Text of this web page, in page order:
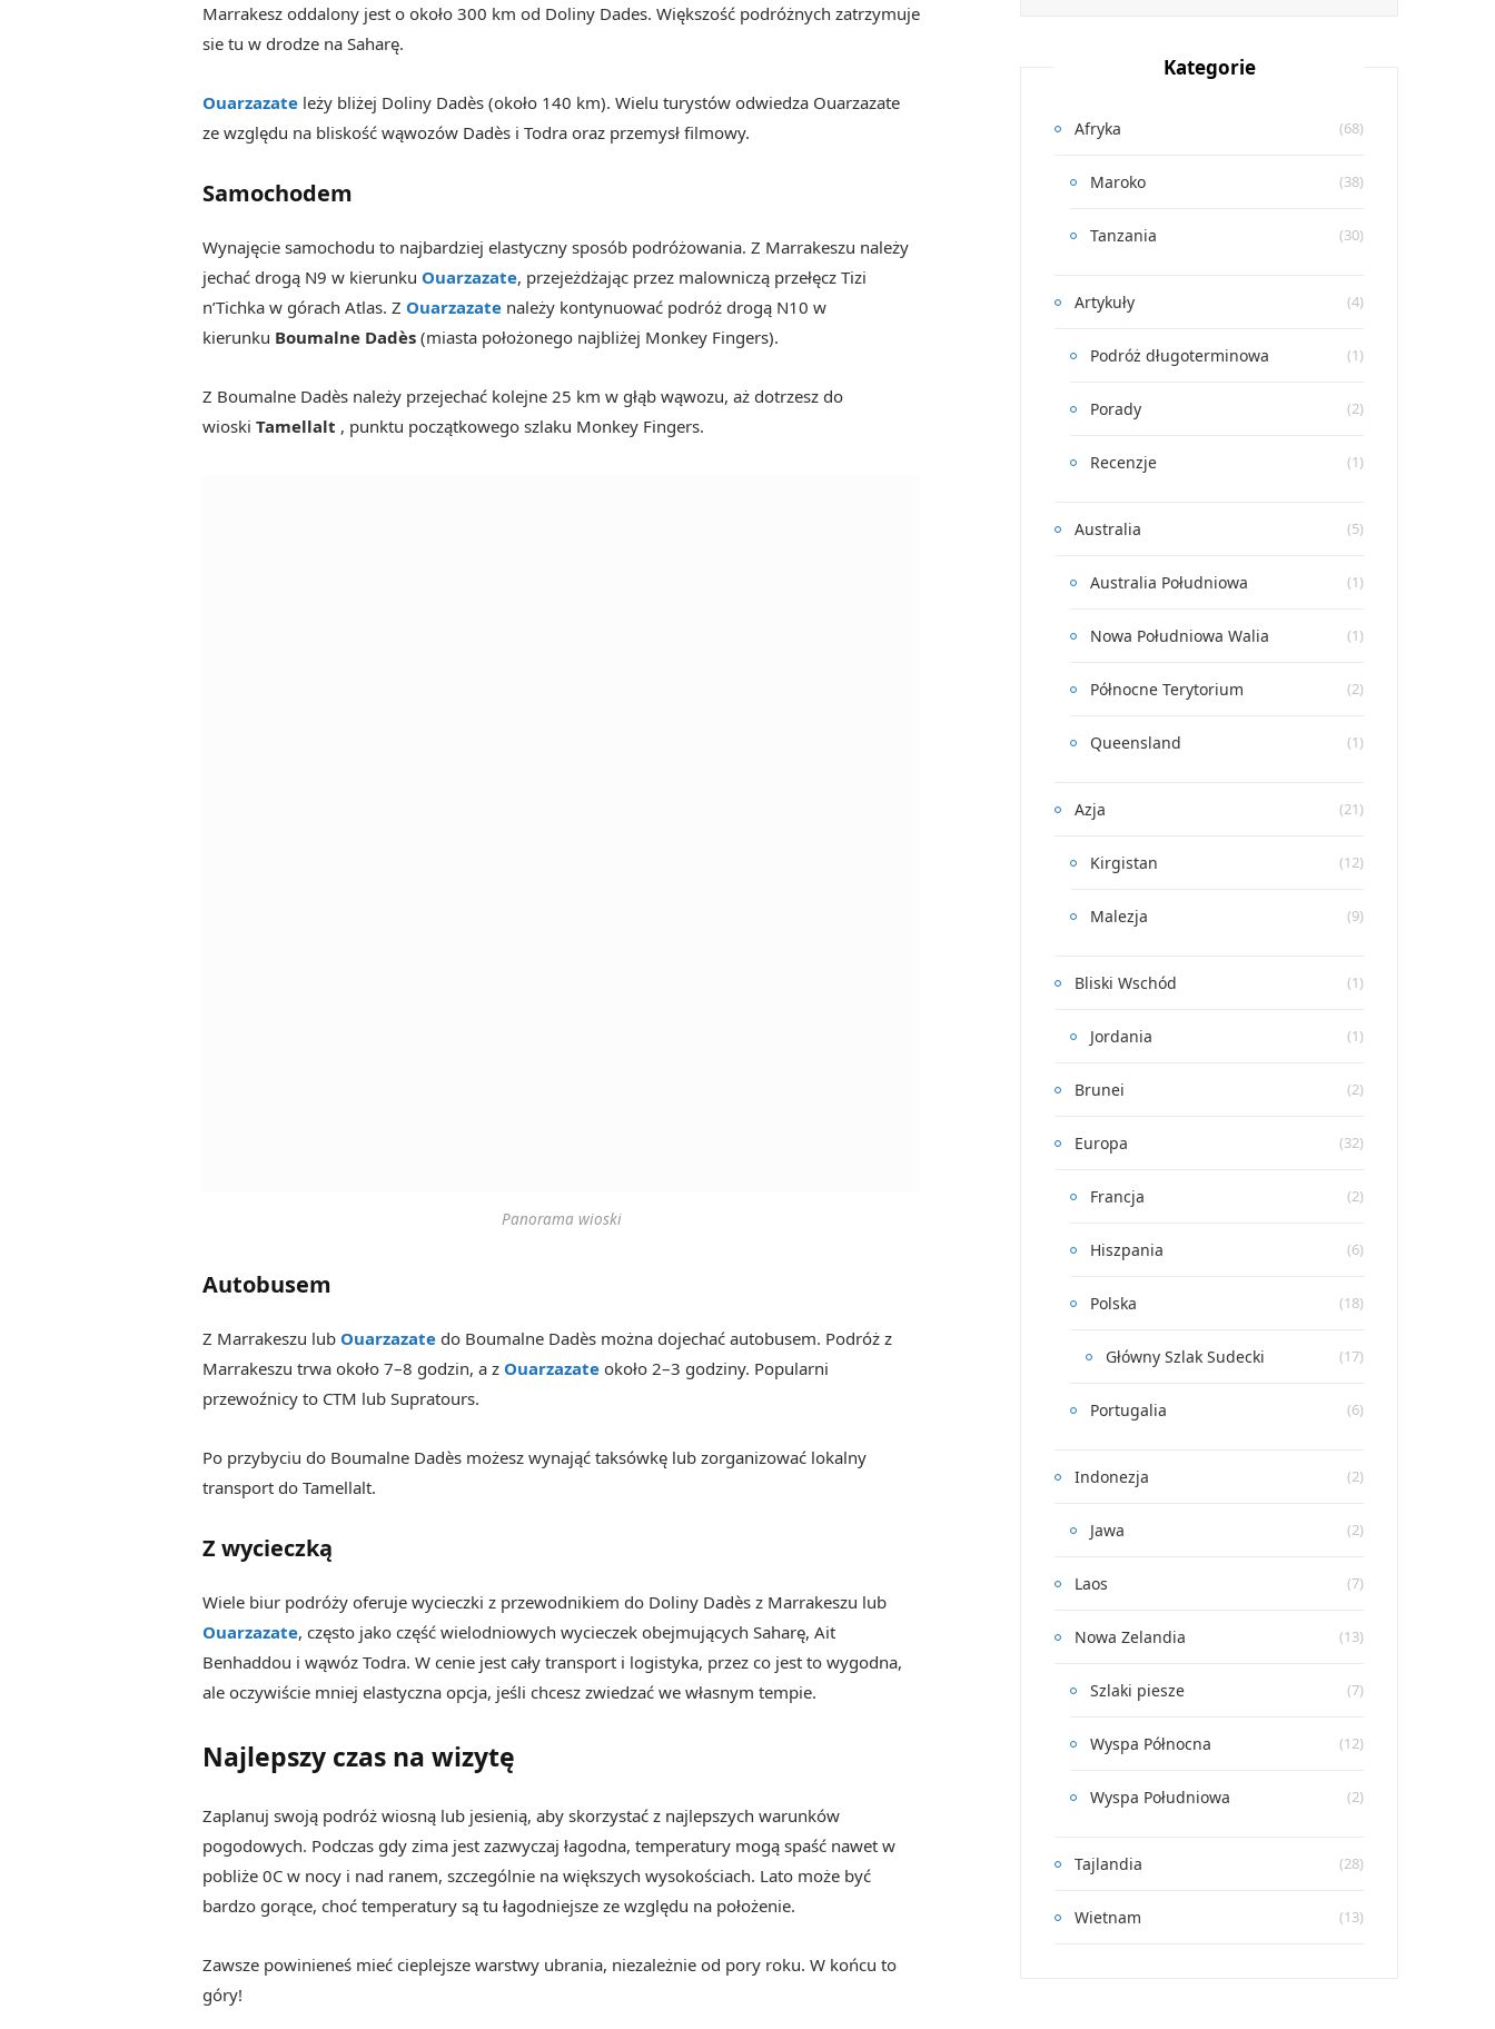
Marrakesz oddalony jest o około 300 km od Doliny Dades. Większość podróżnych zatrzymuje
sie tu w drodze na Saharę.
Ouarzazateleży bliżej Doliny Dadès (około 140 km). Wielu turystów odwiedza Ouarzazate
ze względu na bliskość wąwozów Dadès i Todra oraz przemysł filmowy.
Samochodem
Wynajęcie samochodu to najbardziej elastyczny sposób podróżowania. Z Marrakeszu należy
jechać drogą N9 w kierunku Ouarzazate, przejeżdżając przez malowniczą przełęcz Tizi
n’Tichka w górach Atlas. Z Ouarzazatenależy kontynuować podróż drogą N10 w
kierunku Boumalne Dadès(miasta położonego najbliżej Monkey Fingers).
Z Boumalne Dadès należy przejechać kolejne 25 km w głąb wąwozu, aż dotrzesz do
wioski Tamellalt , punktu początkowego szlaku Monkey Fingers.
Panorama wioski
Autobusem
Z Marrakeszu lub Ouarzazatedo Boumalne Dadès można dojechać autobusem. Podróż z
Marrakeszu trwa około 7–8 godzin, a z Ouarzazateokoło 2–3 godziny. Popularni
przewoźnicy to CTM lub Supratours.
Po przybyciu do Boumalne Dadès możesz wynająć taksówkę lub zorganizować lokalny
transport do Tamellalt.
Z wycieczką
Wiele biur podróży oferuje wycieczki z przewodnikiem do Doliny Dadès z Marrakeszu lub
Ouarzazate, często jako część wielodniowych wycieczek obejmujących Saharę, Ait
Benhaddou i wąwóz Todra. W cenie jest cały transport i logistyka, przez co jest to wygodna,
ale oczywiście mniej elastyczna opcja, jeśli chcesz zwiedzać we własnym tempie.
Najlepszy czas na wizytę
Zaplanuj swoją podróż wiosną lub jesienią, aby skorzystać z najlepszych warunków
pogodowych. Podczas gdy zima jest zazwyczaj łagodna, temperatury mogą spaść nawet w
pobliże 0C w nocy i nad ranem, szczególnie na większych wysokościach. Lato może być
bardzo gorące, choć temperatury są tu łagodniejsze ze względu na położenie.
Zawsze powinieneś mieć cieplejsze warstwy ubrania, niezależnie od pory roku. W końcu to
góry!
Kategorie
Afryka (68)
Maroko (38)
Tanzania (30)
Artykuły (4)
Podróż długoterminowa (1)
Porady (2)
Recenzje (1)
Australia (5)
Australia Południowa (1)
Nowa Południowa Walia (1)
Północne Terytorium (2)
Queensland (1)
Azja (21)
Kirgistan (12)
Malezja (9)
Bliski Wschód (1)
Jordania (1)
Brunei (2)
Europa (32)
Francja (2)
Hiszpania (6)
Polska (18)
Główny Szlak Sudecki (17)
Portugalia (6)
Indonezja (2)
Jawa (2)
Laos (7)
Nowa Zelandia (13)
Szlaki piesze (7)
Wyspa Północna (12)
Wyspa Południowa (2)
Tajlandia (28)
Wietnam (13)